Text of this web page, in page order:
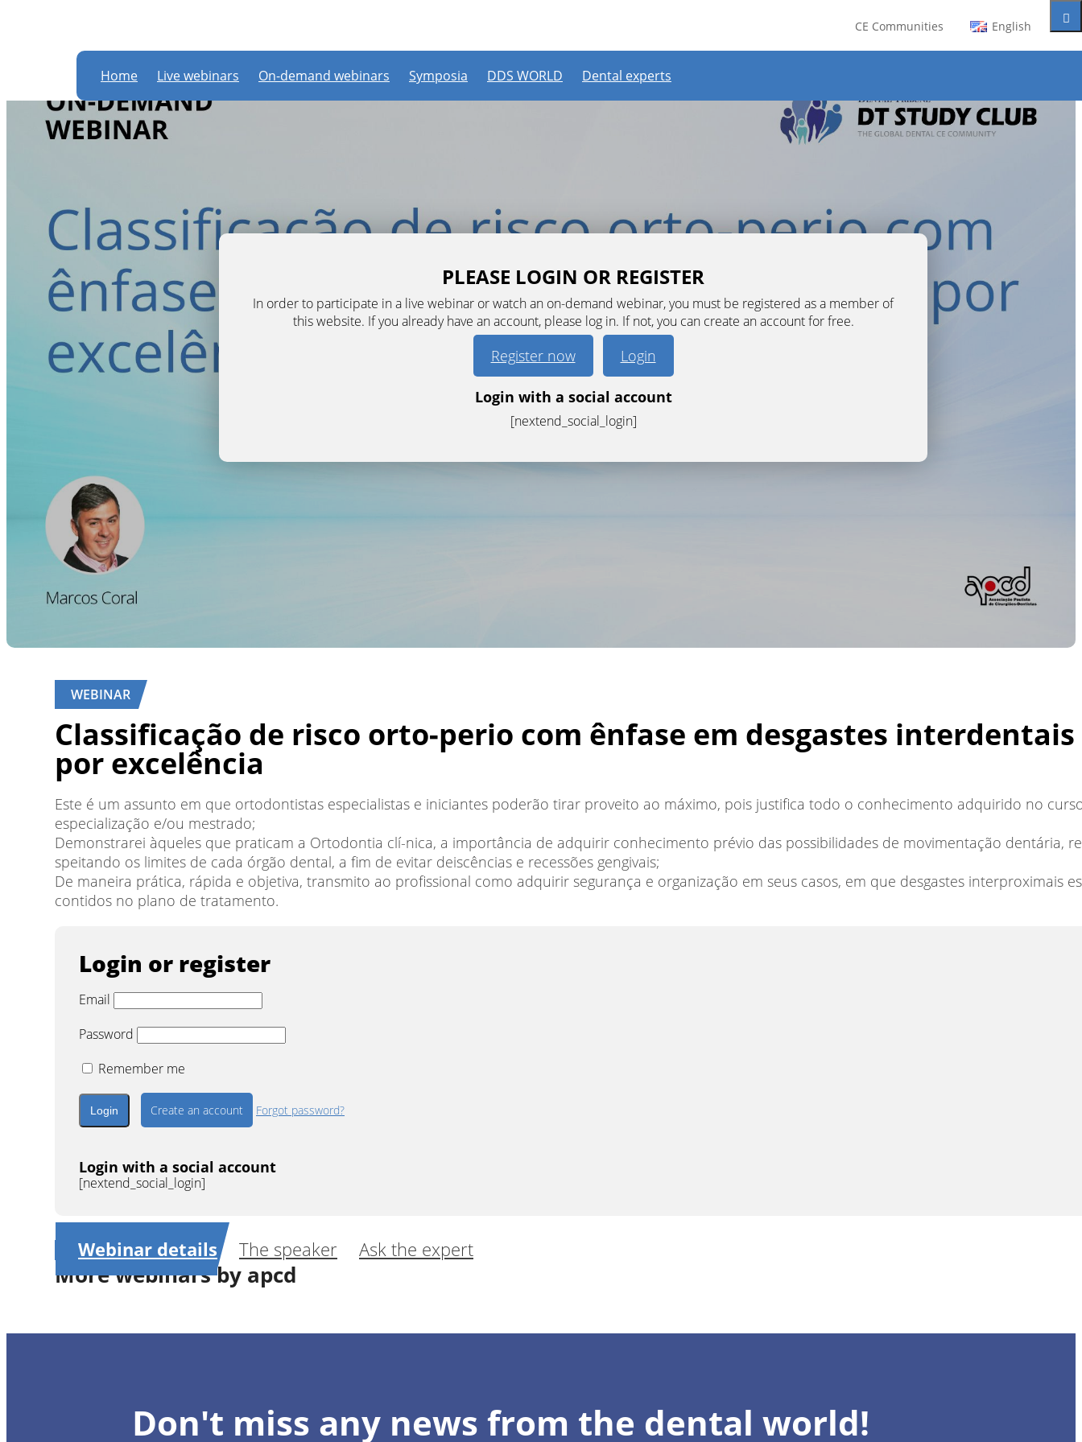
CE Communities English
Home Live webinars On-demand webinars Symposia DDS WORLD Dental experts
PLEASE LOGIN OR REGISTER
In order to participate in a live webinar or watch an on-demand webinar, you must be registered as a member of
this website. If you already have an account, please log in. If not, you can create an account for free.
Register now Login
Login with a social account
[nextend_social_login]
WEBINAR
Classificação de risco orto-perio com ênfase em desgastes interdentais
por excelência
Este é um assunto em que ortodontistas especialistas e iniciantes poderão tirar proveito ao máximo, pois justifica todo o conhecimento adquirido no
especialização e/ou mestrado;
Demonstrarei àqueles que praticam a Ortodontia clí-nica, a importância de adquirir conhecimento prévio das possibilidades de movimentação dentária,
speitando os limites de cada órgão dental, a fim de evitar deiscências e recessões gengivais;
De maneira prática, rápida e objetiva, transmito ao profissional como adquirir segurança e organização em seus casos, em que desgastes interproximais
contidos no plano de tratamento.
Login or register
Email
Password
Remember me
Create an account Forgot password?
Login with a social account
[nextend_social_login]
Webinar details The speaker Ask the expert
More webinars by apcd
Como utilizar a internet para encontrar e fidelizar clientes de forma automatizada
Don't miss any news from the dental world!